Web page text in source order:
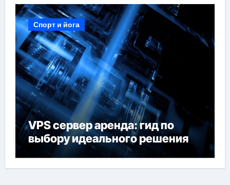
Спорт и йога
VPS сервер аренда: гид по
выбору идеального решения